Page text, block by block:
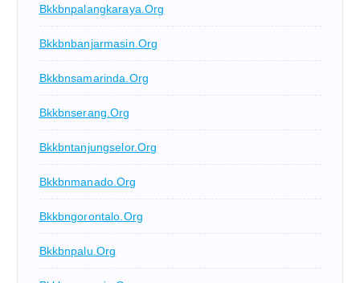
Bkkbnpalangkaraya.org
Bkkbnbanjarmasin.org
Bkkbnsamarinda.org
Bkkbnserang.org
Bkkbntanjungselor.org
Bkkbnmanado.org
Bkkbngorontalo.org
Bkkbnpalu.org